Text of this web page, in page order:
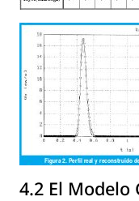
4.2 El Modelo